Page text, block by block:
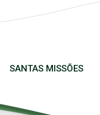
SANTAS MISSÕES